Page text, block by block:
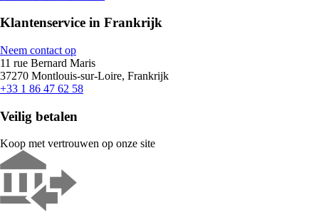
Klantenservice in Frankrijk
Neem contact op
11 rue Bernard Maris
37270 Montlouis-sur-Loire, Frankrijk
+33 1 86 47 62 58
Veilig betalen
Koop met vertrouwen op onze site